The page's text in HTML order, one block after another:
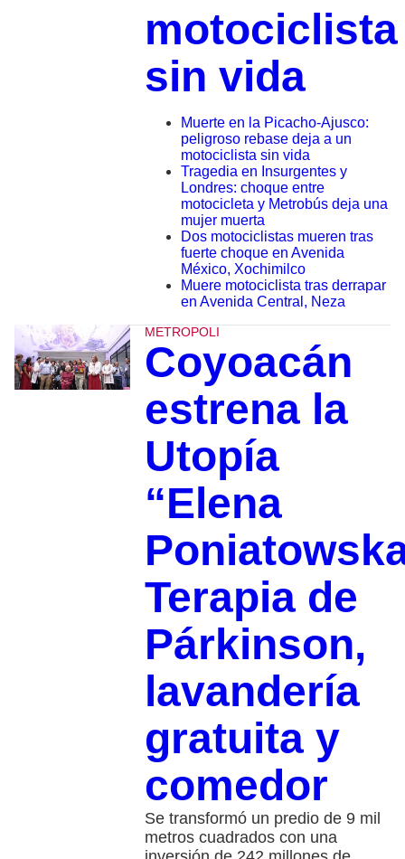
motociclista
sin vida
Muerte en la Picacho-Ajusco:
peligroso rebase deja a un
motociclista sin vida
Tragedia en Insurgentes y
Londres: choque entre
motocicleta y Metrobús deja una
mujer muerta
Dos motociclistas mueren tras
fuerte choque en Avenida
México, Xochimilco
Muere motociclista tras derrapar
en Avenida Central, Neza
METROPOLI
Coyoacán
estrena la
Utopía
“Elena
Terapia de
Párkinson,
lavandería
gratuita y
comedor
Se transformó un predio de 9 mil
metros cuadrados con una